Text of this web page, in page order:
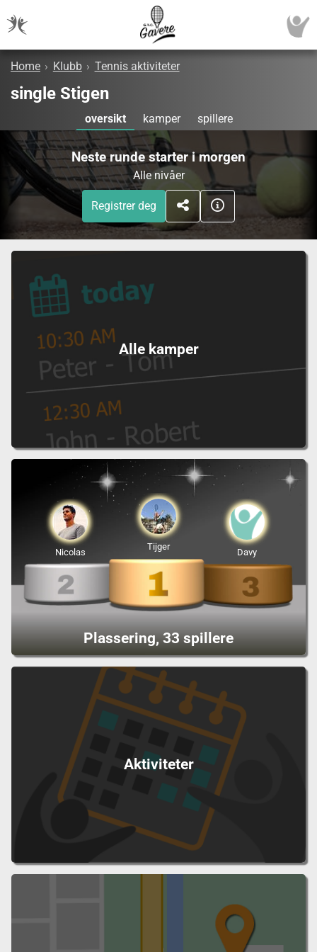
Home › Klubb › Tennis aktiviteter
single Stigen
oversikt kamper spillere
Neste runde starter i morgen
Alle nivåer
Registrer deg
Alle kamper
Plassering, 33 spillere
Tijger
Nicolas Davy
Aktiviteter